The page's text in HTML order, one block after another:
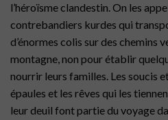
l’héroïsme clandestin. On les
contrebandiers kurdes qui
d’énormes colis sur des chemins
montagne, non pour établir
nourrir leurs familles. Les soucis
épaules et les rêves qui les
leur deuil font partie du voyage